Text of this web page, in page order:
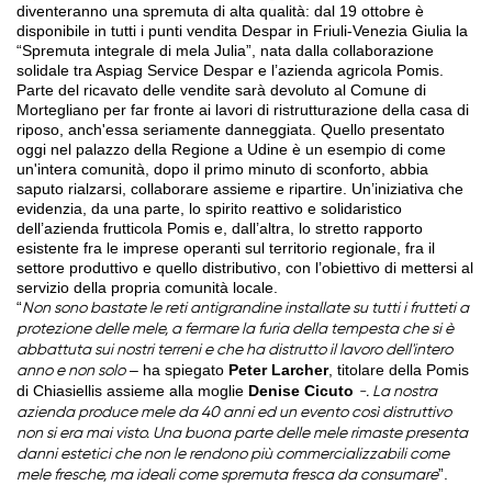
diventeranno una spremuta di alta qualità: dal 19 ottobre è
disponibile in tutti i punti vendita Despar in Friuli-Venezia Giulia la
“Spremuta integrale di mela Julia”, nata dalla collaborazione
solidale tra Aspiag Service Despar e l’azienda agricola Pomis.
Parte del ricavato delle vendite sarà devoluto al Comune di
Mortegliano per far fronte ai lavori di ristrutturazione della casa di
riposo, anch'essa seriamente danneggiata. Quello presentato
oggi nel palazzo della Regione a Udine è un esempio di come
un'intera comunità, dopo il primo minuto di sconforto, abbia
saputo rialzarsi, collaborare assieme e ripartire. Un’iniziativa che
evidenzia, da una parte, lo spirito reattivo e solidaristico
dell’azienda frutticola Pomis e, dall’altra, lo stretto rapporto
esistente fra le imprese operanti sul territorio regionale, fra il
settore produttivo e quello distributivo, con l’obiettivo di mettersi al
servizio della propria comunità locale.
“Non sono bastate le reti antigrandine installate su tutti i frutteti a
protezione delle mele, a fermare la furia della tempesta che si è
abbattuta sui nostri terreni e che ha distrutto il lavoro dell'intero
anno e non solo– ha spiegato Peter Larcher, titolare della Pomis
di Chiasiellis assieme alla moglie Denise Cicuto -. La nostra
azienda produce mele da 40 anni ed un evento così distruttivo
non si era mai visto. Una buona parte delle mele rimaste presenta
danni estetici che non le rendono più commercializzabili come
mele fresche, ma ideali come spremuta fresca da consumare”.